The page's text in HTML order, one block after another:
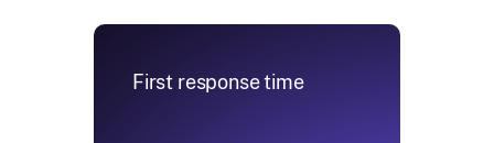
First response time